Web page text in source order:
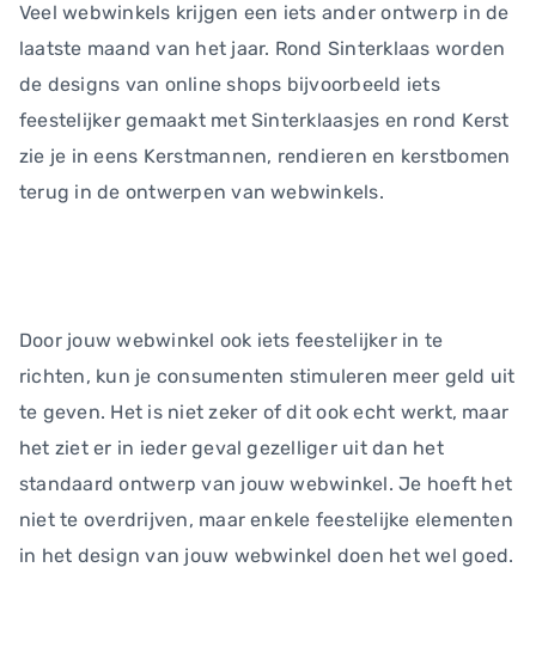
Veel webwinkels krijgen een iets ander ontwerp in de
laatste maand van het jaar. Rond Sinterklaas worden
de designs van online shops bijvoorbeeld iets
feestelijker gemaakt met Sinterklaasjes en rond Kerst
zie je in eens Kerstmannen, rendieren en kerstbomen
terug in de ontwerpen van webwinkels.
Door jouw webwinkel ook iets feestelijker in te
richten, kun je consumenten stimuleren meer geld uit
te geven. Het is niet zeker of dit ook echt werkt, maar
het ziet er in ieder geval gezelliger uit dan het
standaard ontwerp van jouw webwinkel. Je hoeft het
niet te overdrijven, maar enkele feestelijke elementen
in het design van jouw webwinkel doen het wel goed.